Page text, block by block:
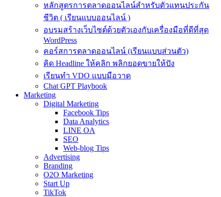
หลักสูตรการตลาดออนไลน์สำหรับตัวแทนประกัน
ชีวิต ( เรียนแบบออนไลน์ )
อบรมสร้างเว็บไซต์ด้วยตัวเองกับเครื่องมือที่ดีที่สุด
WordPress
คอร์สการตลาดออนไลน์ (เรียนแบบส่วนตัว)
คิด Headline ให้คลิก พลิกยอดขายให้ปัง
เรียนทำ VDO แบบมือวาด
Chat GPT Playbook
Marketing
Digital Marketing
Facebook Tips
Data Analytics
LINE OA
SEO
Web-blog Tips
Advertising
Branding
O2O Marketing
Start Up
TikTok